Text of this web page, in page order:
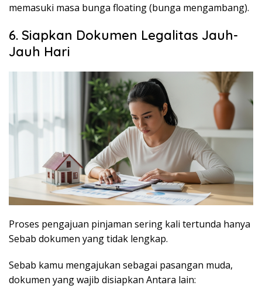
memasuki masa bunga floating(bunga mengambang).
6. Siapkan Dokumen Legalitas Jauh-
Jauh Hari
Proses pengajuan pinjaman sering kali tertunda hanya
Sebab dokumen yang tidak lengkap.
Sebab kamu mengajukan sebagai pasangan muda,
dokumen yang wajib disiapkan Antara lain: